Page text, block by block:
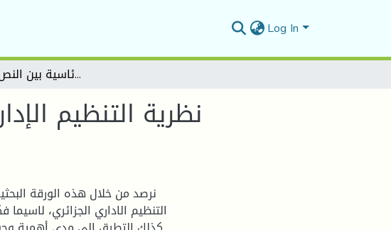
Log In
نظرية التنظيم الإداري في الجزائر: مبدأ السلطة الرئاسية بين النص والممارسة
نظرية التنظيم
نرصد من خلال هذه الورقة
التنظيم الاداري الجزائري، لاسيما